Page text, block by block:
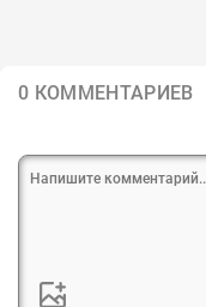
0 КОММЕНТАРИЕВ